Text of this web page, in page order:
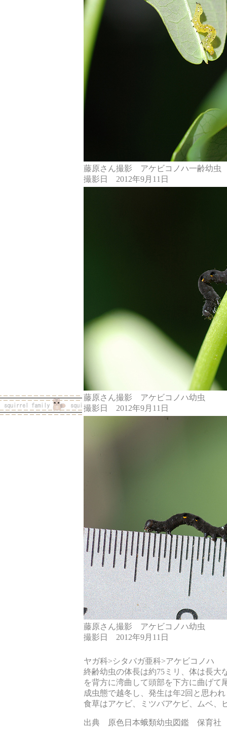
藤原さん撮影 アケビコノハ一齢幼
撮影日 2012年9月11日
藤原さん撮影 アケビコノハ幼虫
撮影日 2012年9月11日
藤原さん撮影 アケビコノハ幼虫
撮影日 2012年9月11日
ヤガ科>シタバガ亜科>アケビコノハ
終齢幼虫の体長は約75 ミリ、体は長大
を背方に湾曲して頭部を下方に曲げて
成虫態で越冬し、発生は年2回と思わ
食草はアケビ、ミツバアケビ、ムベ、
出典 原色日本蛾類幼虫図鑑 保育社